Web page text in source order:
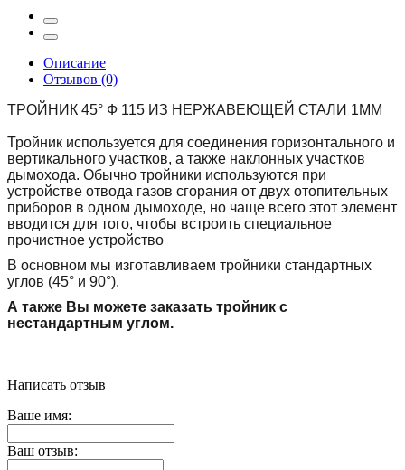
Описание
Отзывов (0)
ТРОЙНИК 45° Ф 115 ИЗ НЕРЖАВЕЮЩЕЙ СТАЛИ 1ММ
Тройник используется для соединения горизонтального и
вертикального участков, а также наклонных участков
дымохода. Обычно тройники используются при
устройстве отвода газов сгорания от двух отопительных
приборов в одном дымоходе, но чаще всего этот элемент
вводится для того, чтобы встроить специальное
прочистное устройство
В основном мы изготавливаем тройники стандартных
углов (45° и 90°).
А также Вы можете заказать тройник с
нестандартным углом.
Написать отзыв
Ваше имя:
Ваш отзыв: